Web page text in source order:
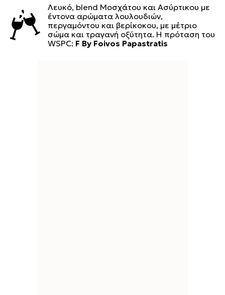
Λευκό, blend Μοσχάτου και Ασύρτικου με
έντονα αρώματα λουλουδιών,
περγαμόντου και βερίκοκου, με μέτριο
σώμα και τραγανή οξύτητα. Η πρόταση του
WSPC: F By Foivos Papastratis